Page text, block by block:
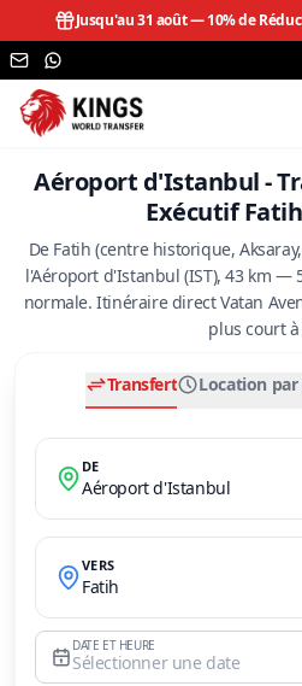
Jusqu'au 31 août —10% de
Aéroport d'Istanbul -
Exécutif
De Fatih (centre historique,
l'Aéroport d'Istanbul (IST), 43 km —
normale. Itinéraire direct Vatan
plus court à
Transfert Location
DE
Aéroport d'Istanbul
VERS
Fatih
DATE ET HEURE
Sélectionner une date